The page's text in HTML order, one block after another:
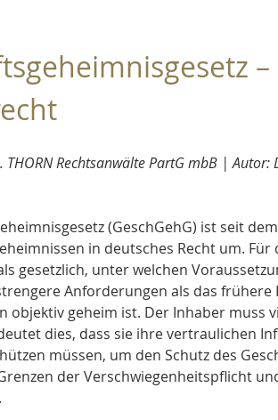
THORN Rechtsanwälte PartG mbB |
(GeschGehG) ist seit
in deutsches Recht um.
gesetzlich, unter welchen
Anforderungen als das frühere
objektiv geheim ist. Der Inhaber muss
dies, dass sie ihre vertraulichen
müssen, um den Schutz des
der Verschwiegenheitspflicht
.